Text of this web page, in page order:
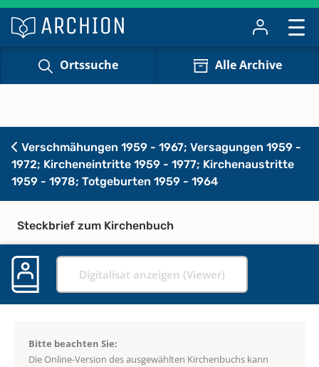
Ortssuche Alle Archive
Verschmähungen 1959 - 1967; Versagungen 1959 -
1972; Kircheneintritte 1959 - 1977; Kirchenaustritte
1959 - 1978; Totgeburten 1959 - 1964
Steckbrief zum Kirchenbuch
Digitalisat anzeigen (Viewer)
Bitte beachten Sie:
Die Online-Version des ausgewählten Kirchenbuchs kann